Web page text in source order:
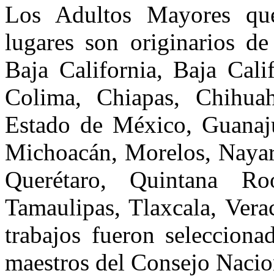
Los Adultos Mayores
lugares son originarios
Baja California, Baja
Colima, Chiapas,
Estado de México,
Michoacán, Morelos,
Querétaro, Quintana
Tamaulipas, Tlaxcala,
trabajos fueron
maestros del Consejo